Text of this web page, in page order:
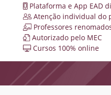
Plataforma e App EAD
Atenção individual do
Professores
Autorizado pelo MEC
Cursos 100% online